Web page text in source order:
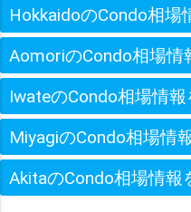
HokkaidoのCondo相場
AomoriのCondo相場情
IwateのCondo相場情報
MiyagiのCondo相場情
AkitaのCondo相場情報